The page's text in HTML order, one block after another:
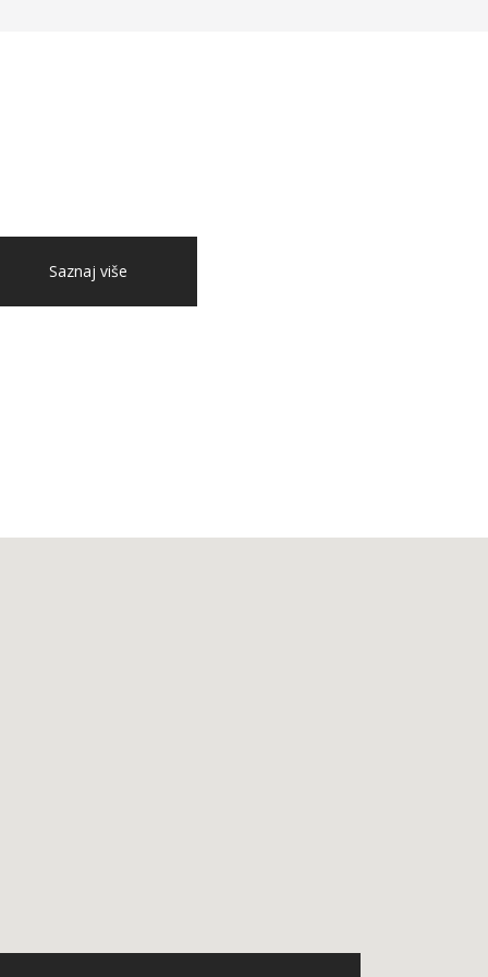
Saznaj više